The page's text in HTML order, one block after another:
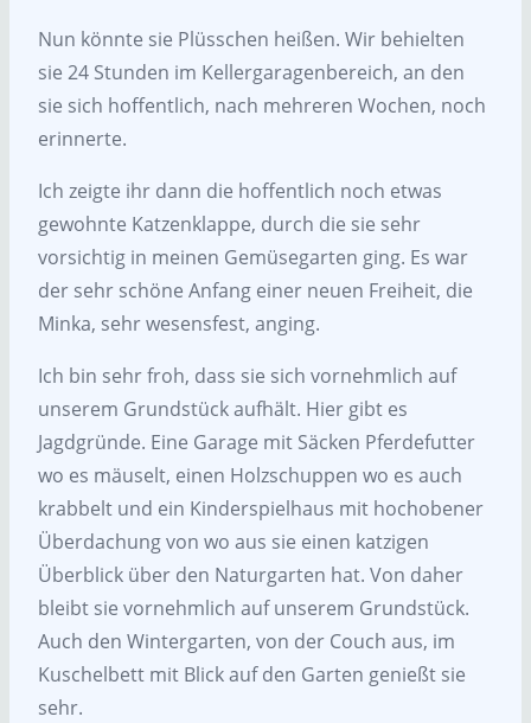
Nun könnte sie Plüsschen heißen. Wir behielten
sie 24 Stunden im Kellergaragenbereich, an den
sie sich hoffentlich, nach mehreren Wochen, noch
erinnerte.
Ich zeigte ihr dann die hoffentlich noch etwas
gewohnte Katzenklappe, durch die sie sehr
vorsichtig in meinen Gemüsegarten ging. Es war
der sehr schöne Anfang einer neuen Freiheit, die
Minka, sehr wesensfest, anging.
Ich bin sehr froh, dass sie sich vornehmlich auf
unserem Grundstück aufhält. Hier gibt es
Jagdgründe. Eine Garage mit Säcken Pferdefutter
wo es mäuselt, einen Holzschuppen wo es auch
krabbelt und ein Kinderspielhaus mit hochobener
Überdachung von wo aus sie einen katzigen
Überblick über den Naturgarten hat. Von daher
bleibt sie vornehmlich auf unserem Grundstück.
Auch den Wintergarten, von der Couch aus, im
Kuschelbett mit Blick auf den Garten genießt sie
sehr.